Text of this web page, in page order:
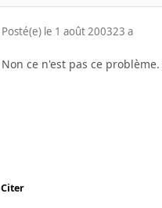
Posté(e) le 1 août 200323 a
Non ce n'est pas ce
Citer